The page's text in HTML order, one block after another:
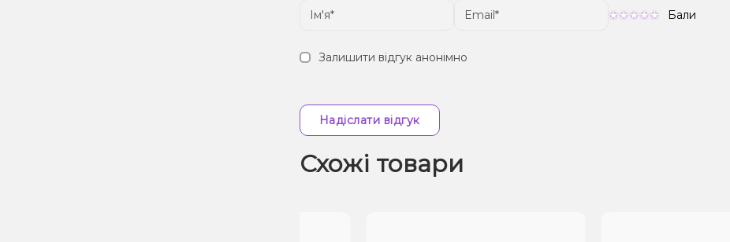
Бали
Залишити відгук анонімно
Надіслати відгук
Схожі товари